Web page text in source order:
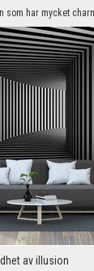
av illusion